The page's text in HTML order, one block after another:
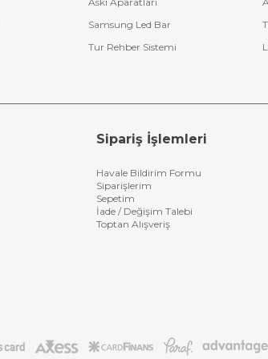
Samsung Led Bar
Tur Rehber Sistemi
Sipariş İşlemleri
Havale Bildirim Formu
Siparişlerim
Sepetim
İade / Değişim Talebi
Toptan Alışveriş